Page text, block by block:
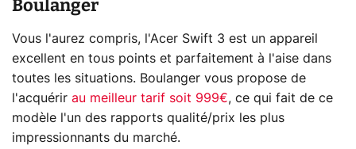
Boulanger
Vous l'aurez compris, l'Acer Swift 3 est un appareil
excellent en tous points et parfaitement à l'aise dans
toutes les situations. Boulanger vous propose de
l'acquérir au meilleur tarif soit 999€, ce qui fait de ce
modèle l'un des rapports qualité/prix les plus
impressionnants du marché.